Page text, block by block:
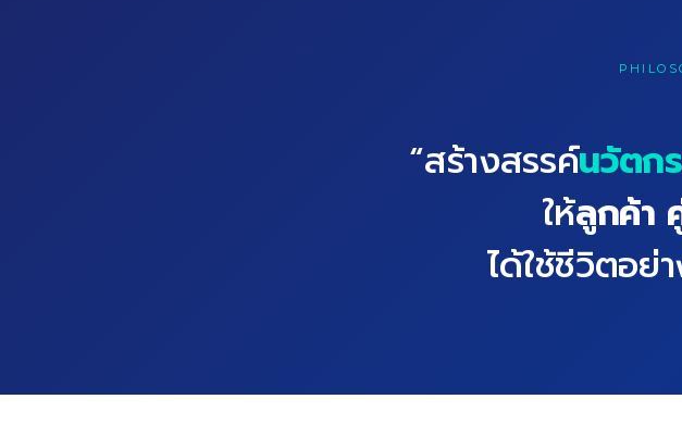
“สร้างสรรค์นวัตก
ให้ลูกค้า
ได้ใช้ชีวิตอย่